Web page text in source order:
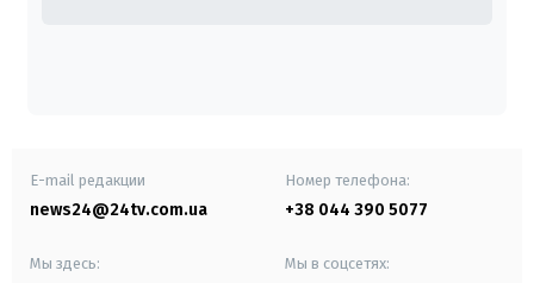
E-mail редакции
news24@24tv.com.ua
Номер телефона:
+38 044 390 5077
Мы здесь: Мы в соцсетях: